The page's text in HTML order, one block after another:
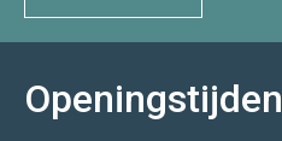
Openingstijden